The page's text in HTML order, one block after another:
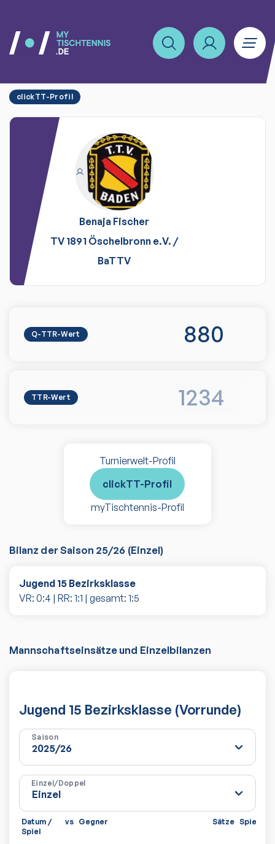
clickTT-Profil
Benaja Fischer
TV 1891 Öschelbronn e.V. /
BaTTV
Q-TTR-Wert 880
TTR-Wert 1234
Turnierwelt-Profil
clickTT-Profil
myTischtennis-Profil
Bilanz der Saison 25/26 (Einzel)
Jugend 15 Bezirksklasse
VR: 0:4 | RR: 1:1 | gesamt: 1:5
Mannschaftseinsätze und Einzelbilanzen
Jugend 15 Bezirksklasse (Vorrunde)
Saison
Einzel/Doppel
Datum /
Spiel
vs Gegner Sätze Spiele